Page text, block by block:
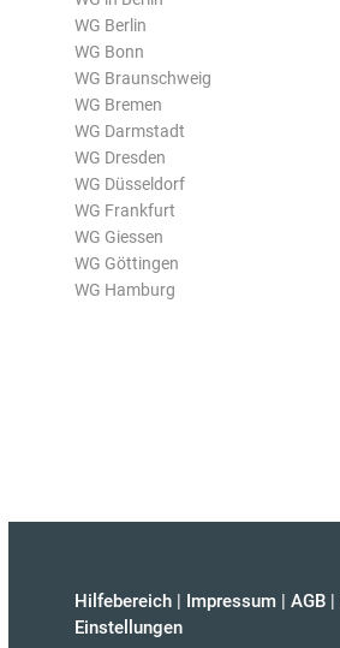
WG Berlin
WG Bonn
WG Braunschweig
WG Bremen
WG Darmstadt
WG Dresden
WG Düsseldorf
WG Frankfurt
WG Giessen
WG Göttingen
WG Hamburg
Hilfebereich | Impressum | AGB |
Einstellungen